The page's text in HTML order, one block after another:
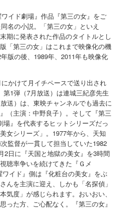
イド劇場』作品『第三の女』をご
名の小説。「第三の女」といえ
期に発表された作品のタイトルとし
「第三の女」はこれまで映像化の機
版の後、1989年、2011年も映像化
かけて月イチペースで送り出され
1弾（7月放送）は連城三紀彦先生
送）は、東映チャンネルでも過去に
（主演：中野良子）。そして『第三
』を代表するヒットシリーズだっ
女シリーズ」。1977年から、天知
監督が一貫して担当していた1982
2日に『天国と地獄の美女』を3時間
聴率争いを続けてきた『Ｇメ
イド』側は『化粧台の美女』をぶ
んを主演に迎え、しかも「名探偵」
度」が感じられます。おいおい、
た方、ご心配なく。『第三の女』